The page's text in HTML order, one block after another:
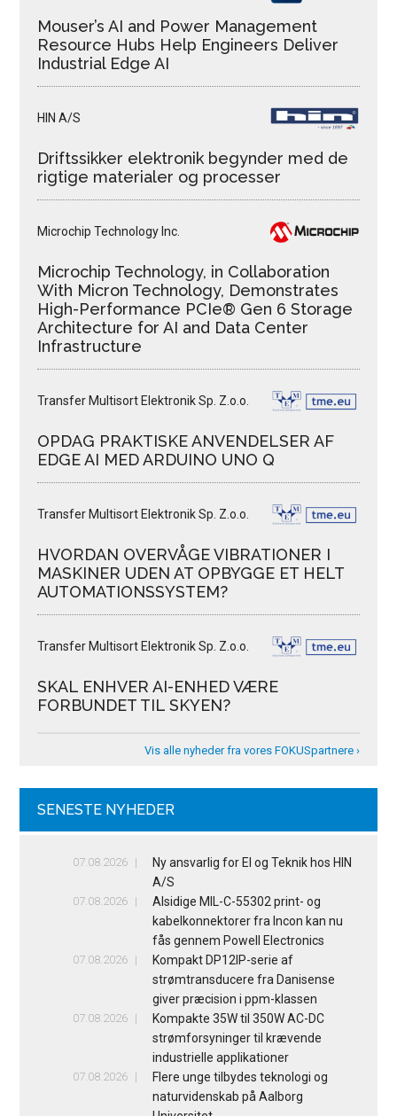
Mouser’s AI and Power Management
Resource Hubs Help Engineers Deliver
Industrial Edge AI
HIN A/S
Driftssikker elektronik begynder med de
rigtige materialer og processer
Microchip Technology Inc.
Microchip Technology, in Collaboration
With Micron Technology, Demonstrates
High-Performance PCIe® Gen 6 Storage
Architecture for AI and Data Center
Infrastructure
Transfer Multisort Elektronik Sp. Z.o.o.
OPDAG PRAKTISKE ANVENDELSER AF
EDGE AI MED ARDUINO UNO Q
Transfer Multisort Elektronik Sp. Z.o.o.
HVORDAN OVERVÅGE VIBRATIONER I
MASKINER UDEN AT OPBYGGE ET HELT
AUTOMATIONSSYSTEM?
Transfer Multisort Elektronik Sp. Z.o.o.
SKAL ENHVER AI-ENHED VÆRE
FORBUNDET TIL SKYEN?
Vis alle nyheder fra vores FOKUSpartnere ›
SENESTE NYHEDER
07.08.2026
Ny ansvarlig for El og Teknik hos HIN
A/S
07.08.2026
Alsidige MIL-C-55302 print- og
kabelkonnektorer fra Incon kan nu
fås gennem Powell Electronics
07.08.2026
Kompakt DP12IP-serie af
strømtransducere fra Danisense
giver præcision i ppm-klassen
07.08.2026
Kompakte 35W til 350W AC-DC
strømforsyninger til krævende
industrielle applikationer
07.08.2026
Flere unge tilbydes teknologi og
naturvidenskab på Aalborg